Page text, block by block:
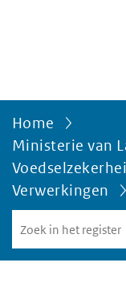
Home
Ministerie van
Verwerkingen
in
het